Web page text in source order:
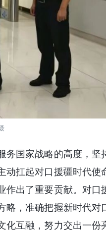
国家战略的高度，坚
扛起对口援疆时代使
作出了重要贡献。对口
略，准确把握新时代对
互融，努力交出一份